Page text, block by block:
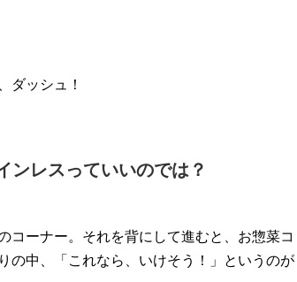
ダッシュ！
ンレスっていいのでは？
コーナー。それを背にして進むと、お惣菜コ
の中、「これなら、いけそう！」というのが